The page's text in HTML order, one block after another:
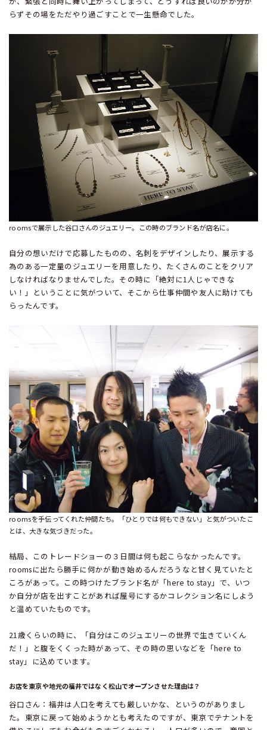
らずその場をただやり過ごすことで一生懸命でした。
roomsで展示した谷口さんのジュエリー。この時のブランド名が店名に。
自分の想いだけで応募したものの、名刺をデザインしたり、展示する
為のある一定量のジュエリーを用意したり、たくさんのことをクリア
しなければなりませんでした。その時に「絶対に1人じゃできな
い！」ということに気がついて、そこから仕事仲間や友人に助けても
らったんです。
roomsを手伝ってくれた仲間たち。「ひとりでは何もできない」と気がついたこ
とは、大きな気づきだった。
結局、このトレードショーの３日間は何も起こらなかったんです。
roomsに出たら勝手に何かが動き始めるんだろうなと甘く見ていたと
ころがあって。この時つけたブランド名が「here to stay」で、いつ
か自分が店を出すことがあれば屋号にするかコレクション名にしよう
と温めていたものです。
21歳くらいの時に、「自分はこのジュエリーの世界で生きていくん
だ！」と腹をくくった時があって、その時の思いなどを「here to
stay」に込めています。
お店を東京や地元の福井ではなく松山でオープンさせた理由は？
谷口さん：福井は人口を考えても厳しいかな、というのがありまし
た。東京に戻って始めようかとも考えたのですが、東京でテナントを